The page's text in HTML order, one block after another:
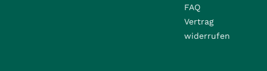
FAQ
Vertrag
widerrufen